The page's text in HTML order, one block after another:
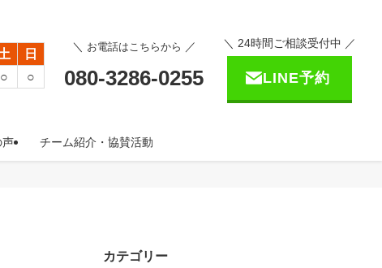
声 チーム紹介・協賛活動
日
○ ○
＼ お電話はこちらから ／
080-3286-0255
＼ 24時間ご相談受付中 ／
LINE予約
カテゴリー